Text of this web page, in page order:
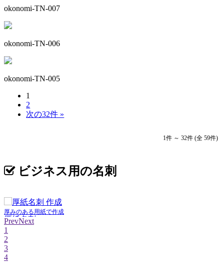
okonomi-TN-007
okonomi-TN-006
okonomi-TN-005
1
2
次の32件 »
1件 ～ 32件 (全 59件)
ビジネス用の名刺
厚みのある用紙で作成
厚紙名刺
PrevNext
1
2
3
4